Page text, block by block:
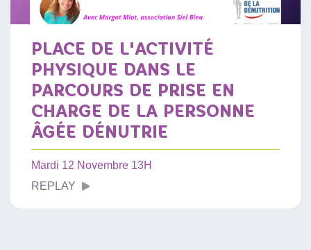
PLACE DE L'ACTIVITÉ
PHYSIQUE DANS LE
PARCOURS DE PRISE EN
CHARGE DE LA PERSONNE
ÂGÉE DÉNUTRIE
Mardi 12 Novembre 13H
REPLAY